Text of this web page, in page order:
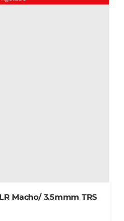
Macho/ 3.5mmm TRS